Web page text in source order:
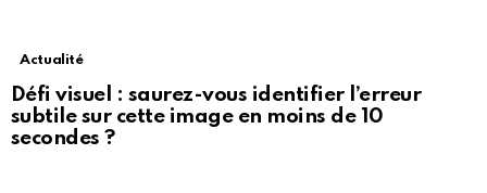
Actualité
Défi visuel : saurez-vous identifier l’erreur
subtile sur cette image en moins de 10
secondes ?